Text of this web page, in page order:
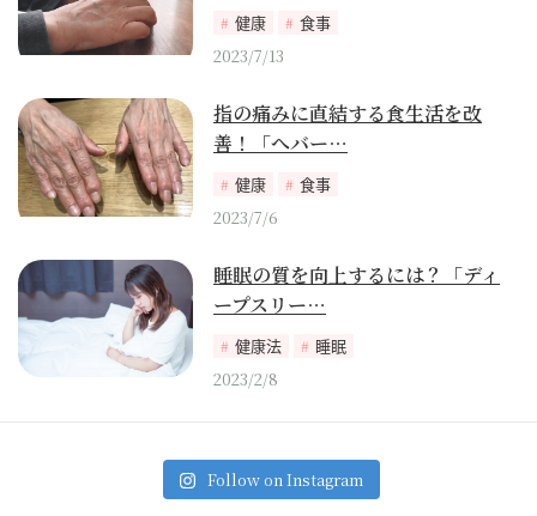
健康
食事
2023/7/13
指の痛みに直結する食生活を改
善！「へバー…
健康
食事
2023/7/6
睡眠の質を向上するには？「ディ
ープスリー…
健康法
睡眠
2023/2/8
Follow on Instagram